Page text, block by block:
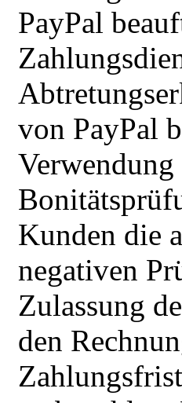
PayPal
von PayPal
Kunden die
negativen
Zulassung
den